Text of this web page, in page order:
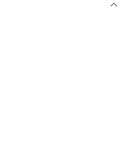
，即可結帳。
付款。
付」後，將跳轉至「AFTEE先享後付」
後，即可完成結帳。
通知簡訊。
款，方視為交易完成。
刻繳費，但若您需要取消訂單，請聯絡
後付 」之結帳頁面顯示為準，若有關於
等相關疑問，請聯繫「AFTEE先享後付
support/home
上)免運費